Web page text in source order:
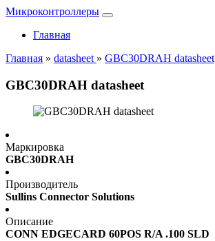
Микроконтроллеры
Главная
Главная » datasheet » GBC30DRAH datasheet
GBC30DRAH datasheet
Маркировка
GBC30DRAH
Производитель
Sullins Connector Solutions
Описание
CONN EDGECARD 60POS R/A .100 SLD